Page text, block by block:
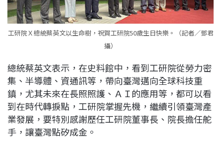
工研院Ｘ總統蔡英文以生命樹，祝賀工研院50歲生日快樂。（記者／鄧君
攝）
總統蔡英文表示，在史料館中，看到工研院從勞力密
集、半導體、資通訊等，帶向臺灣邁向全球科技重
鎮，尤其未來在長照照護、ＡＩ的應用等，都可以看
到在時代轉捩點，工研院掌握先機，繼續引領臺灣產
業發展，要特別感謝歷任工研院董事長、院長擔任舵
手，讓臺灣點矽成金。